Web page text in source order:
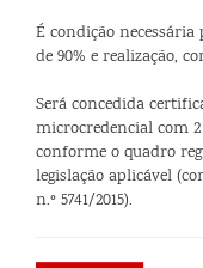
É condição
de 90% e realização,
Será concedida
microcredencial com
conforme o quadro
legislação aplicável
n.º 5741/2015).